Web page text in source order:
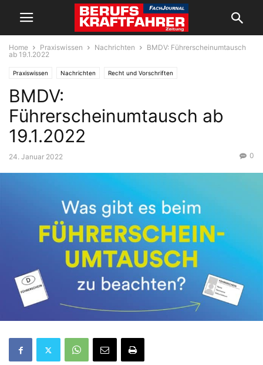
Home Praxiswissen Nachrichten
BMDV: Führerscheinumtausch
ab 19.1.2022
Praxiswissen Nachrichten Recht und Vorschriften
BMDV:
Führerscheinumtausch ab
19.1.2022
24. Januar 2022 0